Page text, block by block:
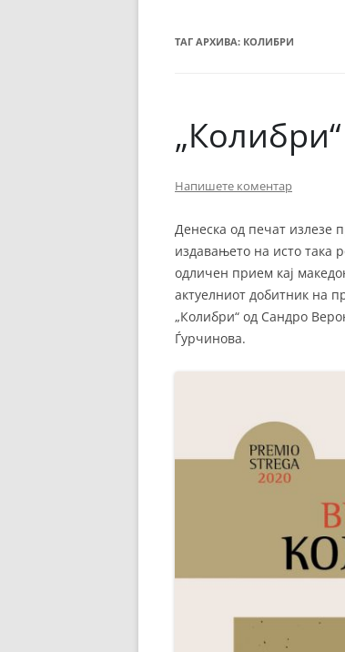
ТАГ АРХИВА: КОЛИБРИ
Напишете коментар
Денеска од печат излезе
издавањето на исто така
одличен прием кај
актуелниот добитник на
„Колибри“ од Сандро
Ѓурчинова.